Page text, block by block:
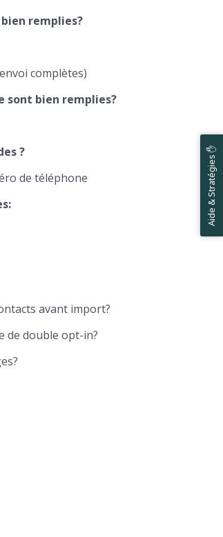
remplies?
complètes)
sont bien remplies?
?
de téléphone
avant import?
de double opt-in?
Aide & Stratégies ✋